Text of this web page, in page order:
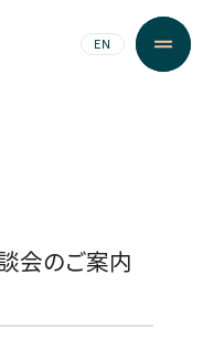
EN
会のご案内